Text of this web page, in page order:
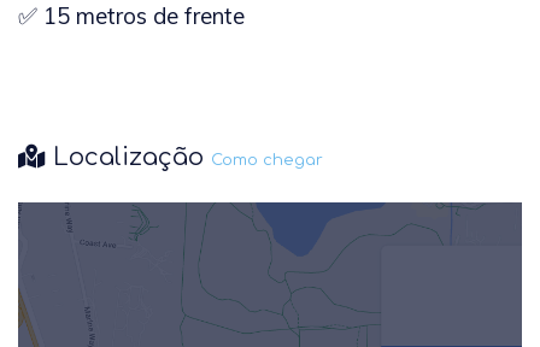
✅ 15 metros de frente
Localização Como chegar